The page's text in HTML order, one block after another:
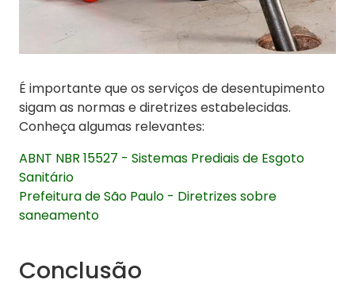
É importante que os serviços de desentupimento
sigam as normas e diretrizes estabelecidas.
Conheça algumas relevantes:
ABNT NBR 15527 - Sistemas Prediais de Esgoto
Sanitário
Prefeitura de São Paulo - Diretrizes sobre
saneamento
Conclusão